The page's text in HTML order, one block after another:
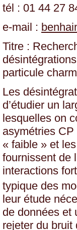
tél : 01 44 27
e-mail :
Titre :
particule
Les
d’étudier un
lesquelles on
asymétries
« faible » et
fournissent de
interactions
typique des
leur étude
de données et
rejeter du